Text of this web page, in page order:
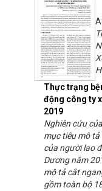
Thực trạng
động công ty
2019
Nghiên cứu
mục tiêu mô
của người lao
Dương năm
mô tả cắt
gồm toàn bộ